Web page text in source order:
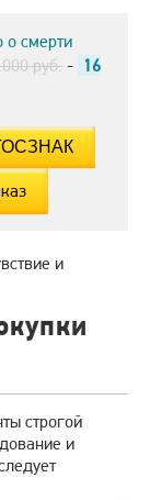
о смерти
руб. - 16
и
строгой
и